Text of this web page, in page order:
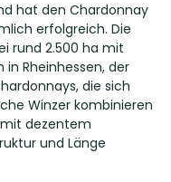
hat den Chardonnay
erfolgreich. Die
rund 2.500 ha mit
Rheinhessen, der
die sich
Winzer kombinieren
dezentem
und Länge